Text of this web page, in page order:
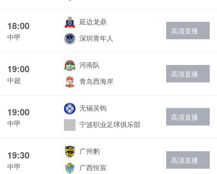
18:00
中甲
延边龙鼎
深圳青年人
高清直播
19:00
中超
河南队
青岛西海岸
高清直播
19:00
中甲
无锡吴钩
宁波职业足球俱乐部
高清直播
19:30
中甲
广州豹
广西恒宸
高清直播